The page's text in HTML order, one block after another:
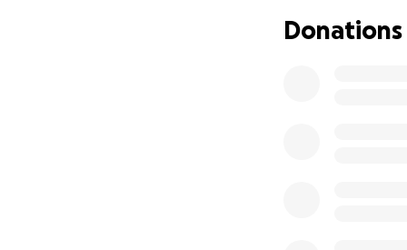
Insumos
Donations